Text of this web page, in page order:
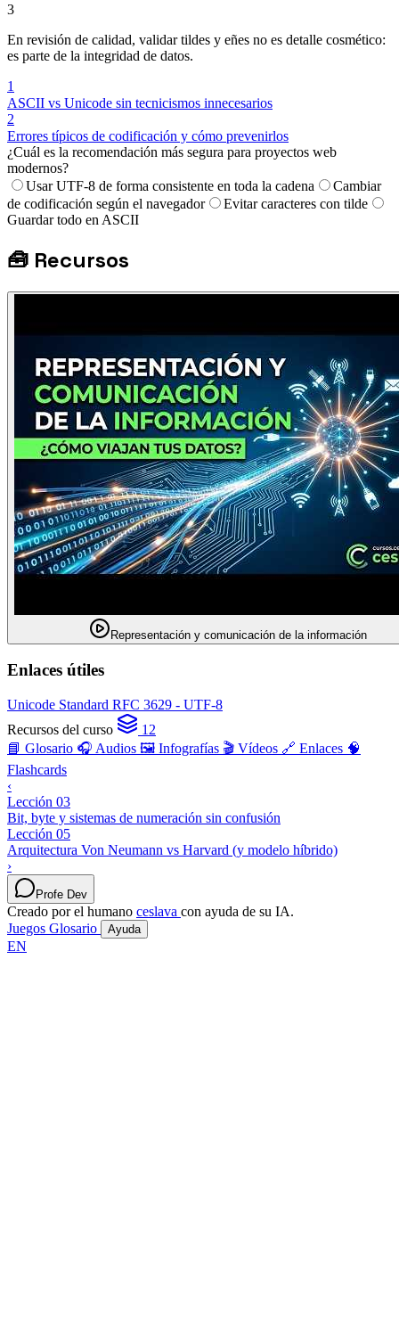
3
En revisión de calidad, validar tildes y eñes no es detalle cosmético:
es parte de la integridad de datos.
1
ASCII vs Unicode sin tecnicismos innecesarios
2
Errores típicos de codificación y cómo prevenirlos
¿Cuál es la recomendación más segura para proyectos web
modernos?
Usar UTF-8 de forma consistente en toda la cadena
Cambiar
de codificación según el navegador
Evitar caracteres con tilde
Guardar todo en ASCII
🧰 Recursos
Representación y comunicación de la información
Enlaces útiles
Unicode Standard RFC 3629 - UTF-8
Recursos del curso
12
📘 Glosario 🎧 Audios 🖼️ Infografías 🎬 Vídeos 🔗 Enlaces 🧠
Flashcards
‹
Lección 03
Bit, byte y sistemas de numeración sin confusión
Lección 05
Arquitectura Von Neumann vs Harvard (y modelo híbrido)
›
Profe Dev
Creado por el humano ceslava con ayuda de su IA.
Juegos Glosario Ayuda
EN